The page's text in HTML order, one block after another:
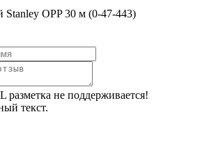
OPP 30 м (0-47-443)
разметка не поддерживается!
текст.